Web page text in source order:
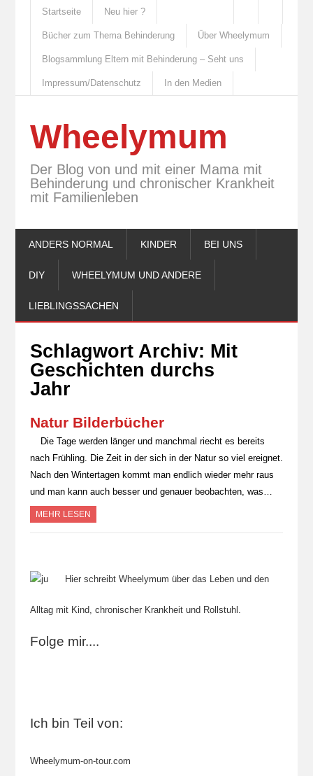
Startseite Neu hier ?
Bücher zum Thema Behinderung Über Wheelymum
Blogsammlung Eltern mit Behinderung – Seht uns
Impressum/Datenschutz In den Medien
Wheelymum
Der Blog von und mit einer Mama mit
Behinderung und chronischer Krankheit
mit Familienleben
ANDERS NORMAL KINDER BEI UNS
DIY WHEELYMUM UND ANDERE
LIEBLINGSSACHEN
Schlagwort Archiv: Mit
Geschichten durchs
Jahr
Natur Bilderbücher
Die Tage werden länger und manchmal riecht es bereits
nach Frühling. Die Zeit in der sich in der Natur so viel ereignet.
Nach den Wintertagen kommt man endlich wieder mehr raus
und man kann auch besser und genauer beobachten, was…
MEHR LESEN
Hier schreibt Wheelymum über das Leben und den
Alltag mit Kind, chronischer Krankheit und Rollstuhl.
Folge mir....
Ich bin Teil von:
Wheelymum-on-tour.com